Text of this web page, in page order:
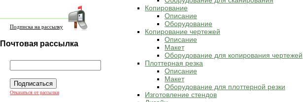
Подписка на рассылку
Почтовая рассылка
Отказаться от рассылки
Копирование
Описание
Оборудование
Копирование чертежей
Описание
Макет
Оборудование для копирования чертежей
Плоттерная резка
Описание
Макет
Оборудование для плоттерной резки
Изготовление стендов